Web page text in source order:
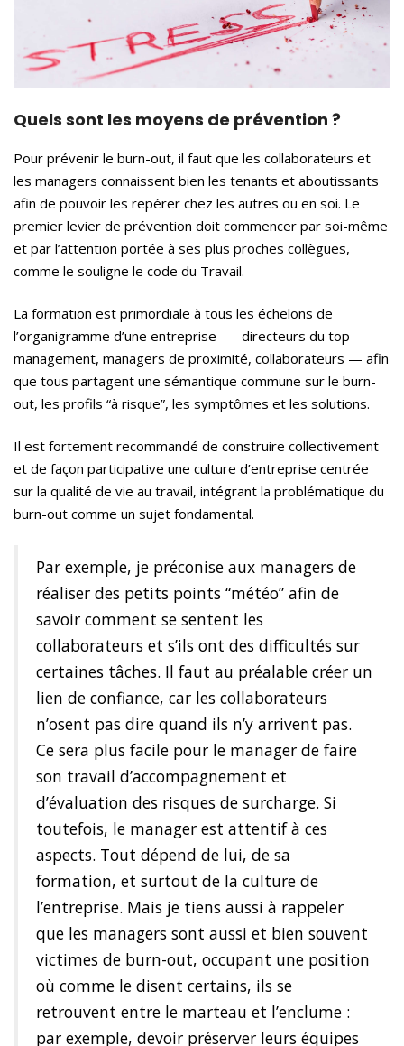
Quels sont les moyens de prévention ?
Pour prévenir le burn-out, il faut que les collaborateurs et
les managers connaissent bien les tenants et aboutissants
afin de pouvoir les repérer chez les autres ou en soi. Le
premier levier de prévention doit commencer par soi-même
et par l’attention portée à ses plus proches collègues,
comme le souligne le code du Travail.
La formation est primordiale à tous les échelons de
l’organigramme d’une entreprise — directeurs du top
management, managers de proximité, collaborateurs — afin
que tous partagent une sémantique commune sur le burn-
out, les profils “à risque”, les symptômes et les solutions.
Il est fortement recommandé de construire collectivement
et de façon participative une culture d’entreprise centrée
sur la qualité de vie au travail, intégrant la problématique du
burn-out comme un sujet fondamental.
Par exemple, je préconise aux managers de
réaliser des petits points “météo” afin de
savoir comment se sentent les
collaborateurs et s’ils ont des difficultés sur
certaines tâches. Il faut au préalable créer un
lien de confiance, car les collaborateurs
n’osent pas dire quand ils n’y arrivent pas.
Ce sera plus facile pour le manager de faire
son travail d’accompagnement et
d’évaluation des risques de surcharge. Si
toutefois, le manager est attentif à ces
aspects. Tout dépend de lui, de sa
formation, et surtout de la culture de
l’entreprise. Mais je tiens aussi à rappeler
que les managers sont aussi et bien souvent
victimes de burn-out, occupant une position
où comme le disent certains, ils se
retrouvent entre le marteau et l’enclume :
par exemple, devoir préserver leurs équipes